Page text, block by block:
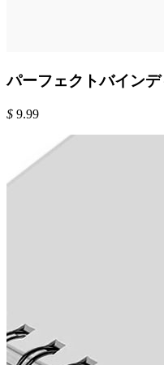
パーフェクトバイン
$ 9.99